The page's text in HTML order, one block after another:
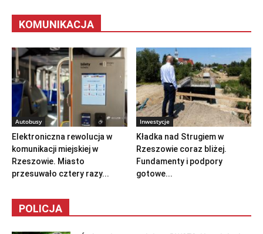
KOMUNIKACJA
Autobusy
Elektroniczna rewolucja w
komunikacji miejskiej w
Rzeszowie. Miasto
przesuwało cztery razy...
Inwestycje
Kładka nad Strugiem w
Rzeszowie coraz bliżej.
Fundamenty i podpory
gotowe...
POLICJA